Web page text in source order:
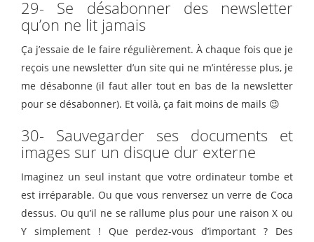
29- Se désabonner des newsletter
qu’on ne lit jamais
Ça j’essaie de le faire régulièrement. À chaque fois que je
reçois une newsletter d’un site qui ne m’intéresse plus, je
me désabonne (il faut aller tout en bas de la newsletter
pour se désabonner). Et voilà, ça fait moins de mails 😉
30- Sauvegarder ses documents et
images sur un disque dur externe
Imaginez un seul instant que votre ordinateur tombe et
est irréparable. Ou que vous renversez un verre de Coca
dessus. Ou qu’il ne se rallume plus pour une raison X ou
Y simplement ! Que perdez-vous d’important ? Des